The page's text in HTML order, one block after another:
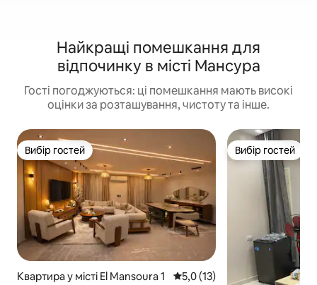
Найкращі помешкання для
відпочинку в місті Мансура
Гості погоджуються: ці помешкання мають високі
оцінки за розташування, чистоту та інше.
Вибір гостей
Вибір гостей
Квартира у місті El Mansoura 1 Середня оцінка: 5,0 з 5,
5,0 (13)
Вибір гостей
Вибір гостей